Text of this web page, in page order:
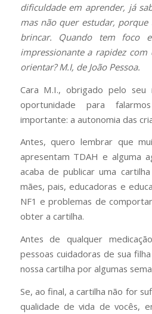
dificuldade em aprender, já
mas não quer estudar,
brincar. Quando tem foco
impressionante a rapidez com
orientar? M.I, de João Pessoa.
Cara M.I., obrigado pelo
oportunidade para
importante: a autonomia das
Antes, quero lembrar que
apresentam TDAH e alguma
acaba de publicar uma
mães, pais, educadoras e
NF1 e problemas de
obter a cartilha.
Antes de qualquer
pessoas cuidadoras de sua
nossa cartilha por algumas
Se, ao final, a cartilha não for
qualidade de vida de vocês,